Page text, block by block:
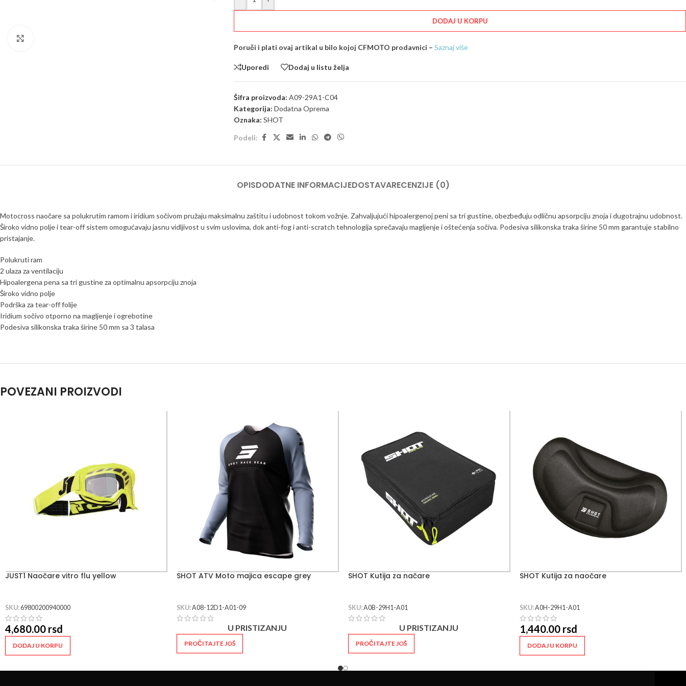
DODAJ U KORPU
Poruči i plati ovaj artikal u bilo kojoj CFMOTO prodavnici – Saznaj više
Uporedi Dodaj u listu želja
Šifra proizvoda: A09-29A1-C04
Kategorija: Dodatna Oprema
Oznaka: SHOT
Podeli:
OPISDODATNE INFORMACIJEDOSTAVARECENZIJE (0)
Motocross naočare sa polukrutim ramom i iridium sočivom pružaju maksimalnu zaštitu i udobnost tokom vožnje. Zahvaljujući hipoalergenoj peni sa tri gustine, obezbeđuju odličnu apsorpciju znoja i dugotrajnu udobnost.
Široko vidno polje i tear-off sistem omogućavaju jasnu vidljivost u svim uslovima, dok anti-fog i anti-scratch tehnologija sprečavaju magljenje i oštećenja sočiva. Podesiva silikonska traka širine 50 mm garantuje stabilno
pristajanje.
Polukruti ram
2 ulaza za ventilaciju
Hipoalergena pena sa tri gustine za optimalnu apsorpciju znoja
Široko vidno polje
Podrška za tear-off folije
Iridium sočivo otporno na magljenje i ogrebotine
Podesiva silikonska traka širine 50 mm sa 3 talasa
POVEZANI PROIZVODI
JUST1 Naočare vitro flu yellow
SKU:69800200940000
4,680.00 rsd
DODAJ U KORPU
SHOT ATV Moto majica escape grey
SKU:A08-12D1-A01-09
U PRISTIZANJU
PROČITAJTE JOŠ
SHOT Kutija za načare
SKU:A0B-29H1-A01
U PRISTIZANJU
PROČITAJTE JOŠ
SHOT Kutija za naočare
SKU:A0H-29H1-A01
1,440.00 rsd
DODAJ U KORPU